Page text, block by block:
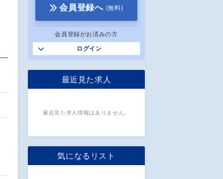
会員登録へ (無料)
会員登録がお済みの方
ログイン
最近見た求人
最近見た求人情報はありません。
気になるリスト